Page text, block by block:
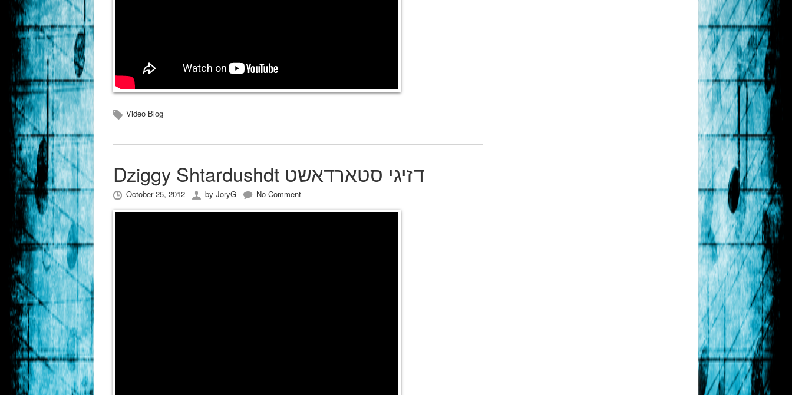
Video Blog
Dziggy Shtardushdt דזיגי סטארדאשט
October 25, 2012 by JoryG No Comment